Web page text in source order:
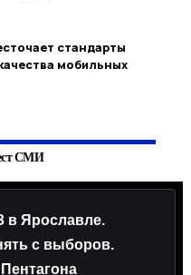
стандарты
мобильных
СМИ